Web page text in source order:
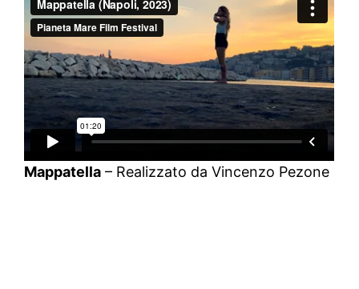
Mappatella – Realizzato da Vincenzo Pezone